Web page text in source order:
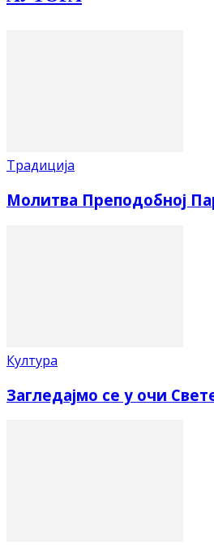
Традиција
Молитва Преподобној
Култура
Загледајмо се у очи